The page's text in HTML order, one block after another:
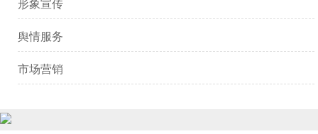
形象宣传
舆情服务
市场营销